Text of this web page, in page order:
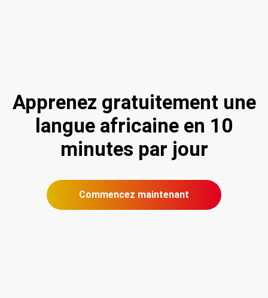
Apprenez gratuitement une
langue africaine en 10
minutes par jour
Commencez maintenant